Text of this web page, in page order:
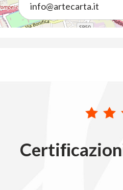
info@artecarta.it